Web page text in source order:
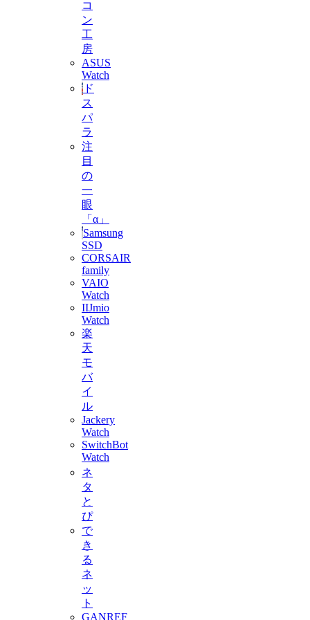
コ
ン
工
房
ASUS
Watch
ド
ス
パ
ラ
注
目
の
一
眼
「α」
Samsung
SSD
CORSAIR
family
VAIO
Watch
IIJmio
Watch
楽
天
モ
バ
イ
ル
Jackery
Watch
SwitchBot
Watch
ネ
タ
と
ぴ
で
き
る
ネ
ッ
ト
GANREF